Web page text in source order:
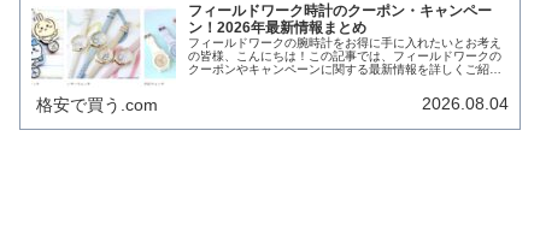
フィールドワーク時計のクーポン・キャンペー
ン！2026年最新情報まとめ
フィールドワークの腕時計をお得に手に入れたいとお考え
の皆様、こんにちは！この記事では、フィールドワークの
クーポンやキャンペーンに関する最新情報を詳しくご紹介
格安で買う.com 2026.08.04